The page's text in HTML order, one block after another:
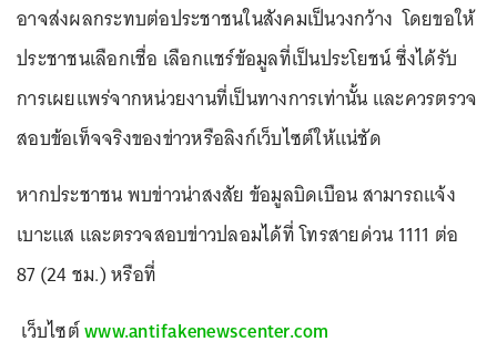
อาจส่งผลกระทบต่อประชาชนในสังคมเป็นวงกว้าง โดยขอให้
ประชาชนเลือกเชื่อ เลือกแชร์ข้อมูลที่เป็นประโยชน์ ซึ่งได้รับ
การเผยแพร่จากหน่วยงานที่เป็นทางการเท่านั้น และควรตรวจ
สอบข้อเท็จจริงของข่าวหรือลิงก์เว็บไซต์ให้แน่ชัด
หากประชาชน พบข่าวน่าสงสัย ข้อมูลบิดเบือน สามารถแจ้ง
เบาะแส และตรวจสอบข่าวปลอมได้ที่ โทรสายด่วน 1111 ต่อ
87 (24 ชม.) หรือที่
เว็บไซต์www.antifakenewscenter.com